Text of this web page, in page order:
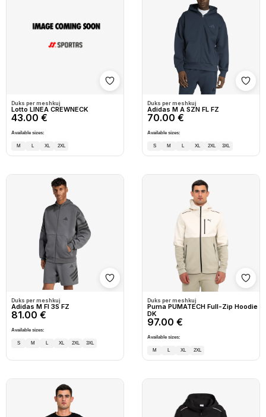
Shto në wishlist
Duks per meshkuj
Lotto LINEA CREWNECK
43.00 €
Available sizes:
M L XL 2XL
Duks per meshkuj
Adidas M A SZN FL FZ
70.00 €
Available sizes:
S M L XL 2XL 3XL
Shto në wishlist
Duks per meshkuj
Adidas M FI 3S FZ
81.00 €
Available sizes:
S M L XL 2XL 3XL
Duks per meshkuj
Puma PUMATECH Full-Zip Hoodie
DK
97.00 €
Available sizes:
M L XL 2XL